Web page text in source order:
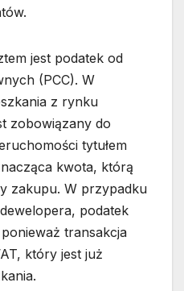
jest podatek od
(PCC). W
z rynku
zobowiązany do
tytułem
kwota, którą
zakupu. W przypadku
podatek
transakcja
który jest już